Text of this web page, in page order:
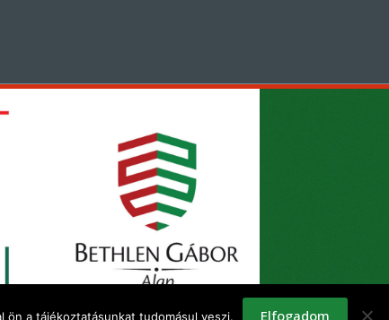
ön a tájékoztatásunkat tudomásul veszi. Elfogadom